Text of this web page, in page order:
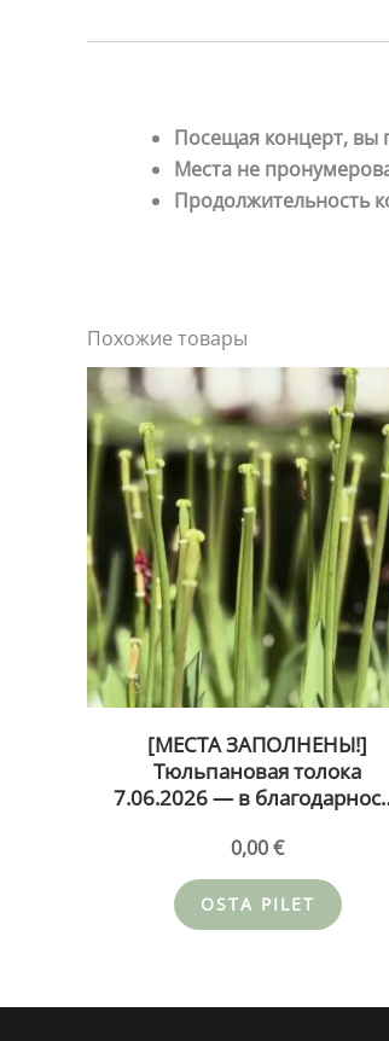
Посещая концерт, вы
Места не
Продолжительность
Похожие товары
[МЕСТА ЗАПОЛНЕНЫ!]
Тюльпановая толока
7.06.2026 — в
0,00€
OSTA PILET